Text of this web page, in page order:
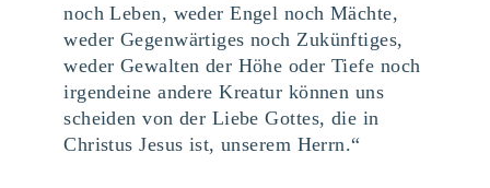
noch Leben, weder Engel noch Mächte,
weder Gegenwärtiges noch Zukünftiges,
weder Gewalten der Höhe oder Tiefe noch
irgendeine andere Kreatur können uns
scheiden von der Liebe Gottes, die in
Christus Jesus ist, unserem Herrn.“